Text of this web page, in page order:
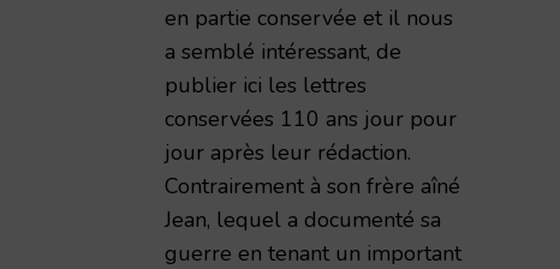
en partie conservée et il nous
a semblé intéressant, de
publier ici les lettres
conservées 110 ans jour pour
jour après leur rédaction.
Contrairement à son frère aîné
Jean, lequel a documenté sa
guerre en tenant un important